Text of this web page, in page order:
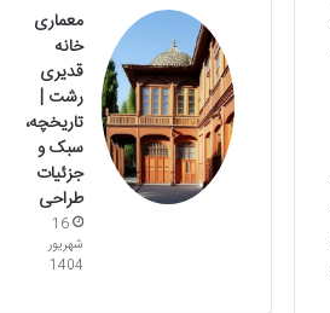
معماری
خانه
قدیری
رشت |
تاریخچه،
سبک و
جزئیات
طراحی
16
شهریور
1404